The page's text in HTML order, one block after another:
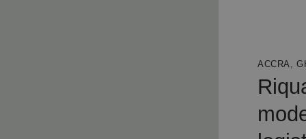
ACCRA,